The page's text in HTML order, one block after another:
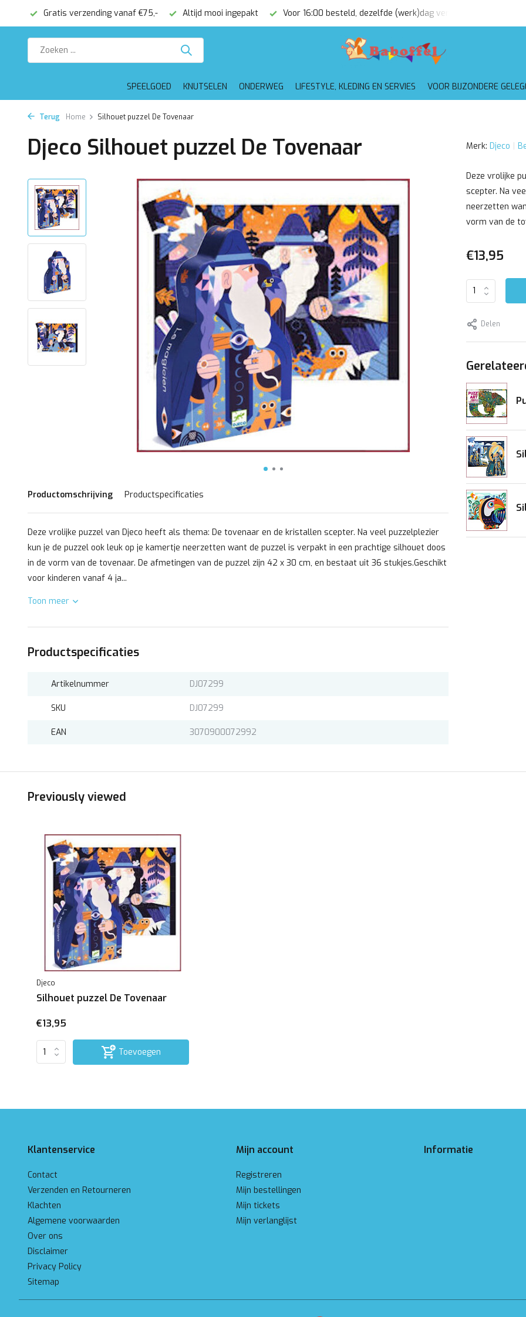
Gratis verzending vanaf €75,- Altijd mooi ingepakt Voor 16:00 besteld, dezelfde (werk)dag verzonden
SPEELGOED KNUTSELEN ONDERWEG LIFESTYLE, KLEDING EN SERVIES VOOR BIJZONDERE
Terug Home Silhouet puzzel De Tovenaar
Djeco Silhouet puzzel De Tovenaar
Productomschrijving Productspecificaties
Deze vrolijke puzzel van Djeco heeft als thema: De tovenaar en de kristallen scepter. Na veel puzzelplezier
kun je de puzzel ook leuk op je kamertje neerzetten want de puzzel is verpakt in een prachtige silhouet doos
in de vorm van de tovenaar. De afmetingen van de puzzel zijn 42 x 30 cm, en bestaat uit 36 stukjes.Geschikt
voor kinderen vanaf 4 ja...
Toon meer
Productspecificaties
Artikelnummer DJ07299
SKU DJ07299
EAN 3070900072992
Merk: Djeco
Deze vrolijke
scepter. Na
neerzetten
vorm van de
€13,95
Delen
Previously viewed
Djeco
Silhouet puzzel De Tovenaar
€13,95
Toevoegen
Klantenservice
Contact
Verzenden en Retourneren
Klachten
Algemene voorwaarden
Over ons
Disclaimer
Privacy Policy
Sitemap
Mijn account
Registreren
Mijn bestellingen
Mijn tickets
Mijn verlanglijst
Informatie